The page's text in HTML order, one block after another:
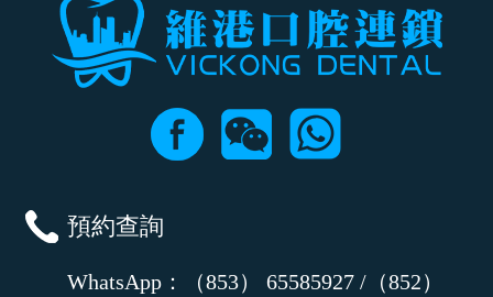
預約查詢
WhatsApp：（853） 65585927 /（852）